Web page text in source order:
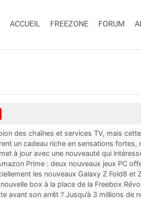
ACCUEIL FREEZONE FORUM
des chaînes et services TV, mais
un cadeau riche en sensations fortes,
à jour avec une nouveauté qui
Prime : deux nouveaux jeux PC
les nouveaux Galaxy Z Fold8 et
box à la place de la Freebox
avant son arrêt ? Jusqu’à 3 millions de